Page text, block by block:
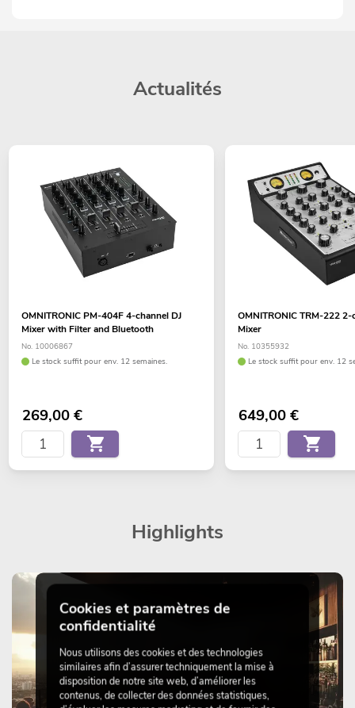
Actualités
OMNITRONIC PM-404F 4-channel DJ
Mixer with Filter and Bluetooth
No. 10006867
Le stock suffit pour env. 12 semaines.
269,00€
OMNITRONIC TRM-222
Mixer
No. 10355932
Le stock suffit pour env. 12
649,00€
Highlights
Cookies et paramètres de
confidentialité
Nous utilisons des cookies et des technologies
similaires afin d’assurer techniquement la mise à
disposition de notre site web, d’améliorer les
contenus, de collecter des données statistiques,